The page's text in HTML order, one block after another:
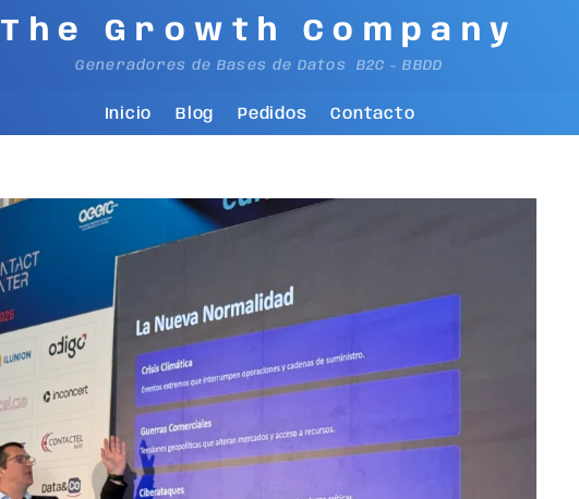
The Growth Company
Generadores de Bases de Datos B2C - BBDD
Inicio Blog Pedidos Contacto